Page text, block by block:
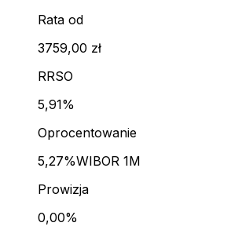
Rata od
3759,00 zł
RRSO
5,91%
Oprocentowanie
5,27%WIBOR 1M
Prowizja
0,00%